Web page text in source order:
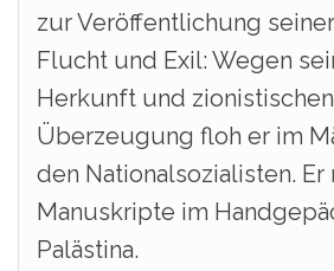
zur Veröffentlichung
Flucht und Exil: Wegen
Herkunft und zionistischen
Überzeugung floh er im
den Nationalsozialisten.
Manuskripte im
Palästina.